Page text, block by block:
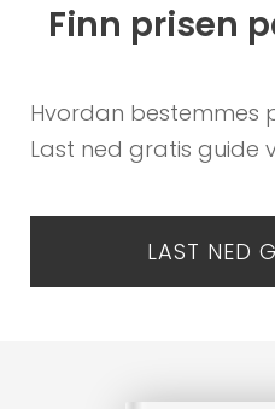
Finn prisen
Hvordan bestemmes
Last ned gratis guide
LAST NED